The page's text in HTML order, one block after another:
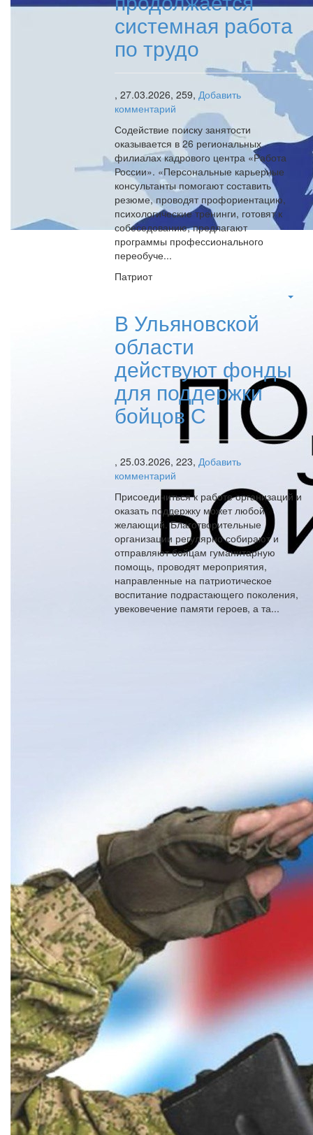
системная работа
по трудо
, 27.03.2026, 259, Добавить
комментарий
Содействие поиску занятости
оказывается в 26 региональных
филиалах кадрового центра «Работа
России». «Персональные карьерные
консультанты помогают составить
резюме, проводят профориентацию,
психологические тренинги, готовят к
собеседованию, предлагают
программы профессионального
переобуче...
Патриот
В Ульяновской
области
действуют фонды
для поддержки
бойцов С
, 25.03.2026, 223, Добавить
комментарий
Присоединиться к работе организаций и
оказать поддержку может любой
желающий. Благотворительные
организации регулярно собирают и
отправляют бойцам гуманитарную
помощь, проводят мероприятия,
направленные на патриотическое
воспитание подрастающего поколения,
увековечение памяти героев, а та...